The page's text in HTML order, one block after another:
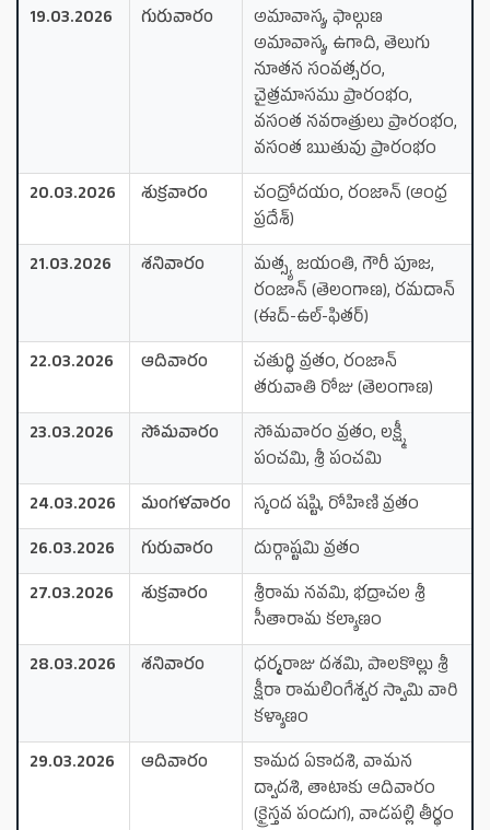
19.03.2026
గురువారం
అమావాస్య, ఫాల్గుణ
అమావాస్య, ఉగాది, తెలుగు
నూతన సంవత్సరం,
చైత్రమాసము ప్రారంభం,
వసంత నవరాత్రులు ప్రారంభం,
వసంత ఋతువు ప్రారంభం
20.03.2026
శుక్రవారం
చంద్రోదయం, రంజాన్ (ఆంధ్ర
ప్రదేశ్)
21.03.2026
శనివారం
మత్స్య జయంతి, గౌరీ పూజ,
రంజాన్ (తెలంగాణ), రమదాన్
(ఈద్-ఉల్-ఫితర్)
22.03.2026
ఆదివారం
చతుర్థి వ్రతం, రంజాన్
తరువాతి రోజు (తెలంగాణ)
23.03.2026
సోమవారం
సోమవారం వ్రతం, లక్ష్మీ
పంచమి, శ్రీ పంచమి
24.03.2026
మంగళవారం
స్కంద షష్టి, రోహిణి వ్రతం
26.03.2026
గురువారం
దుర్గాష్టమి వ్రతం
27.03.2026
శుక్రవారం
శ్రీరామ నవమి, భద్రాచల శ్రీ
సీతారామ కల్యాణం
28.03.2026
శనివారం
ధర్మరాజు దశమి, పాలకొల్లు శ్రీ
క్షీరా రామలింగేశ్వర స్వామి వారి
కళ్యాణం
29.03.2026
ఆదివారం
కామద ఏకాదశి, వామన
ద్వాదశి, తాటాకు ఆదివారం
(క్రైస్తవ పండుగ), వాడపల్లి తీర్థం